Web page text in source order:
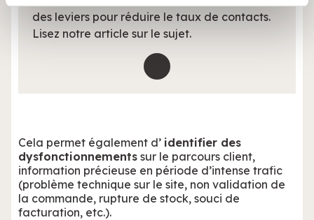
publicité et d'analyse, qui peuvent combiner celles-ci
avec d'autres informations que vous leur avez fournies
ou qu'ils ont collectées lors de votre utilisation de leurs
des leviers pour réduire le taux de contacts.
Lisez notre article sur le sujet.
Cela permet également d’ identifier des
dysfonctionnements sur le parcours client,
information précieuse en période d’intense trafic
(problème technique sur le site, non validation de
la commande, rupture de stock, souci de
facturation, etc.).